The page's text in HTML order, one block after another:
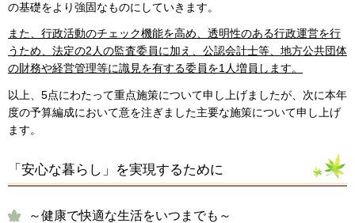
の基礎をより強固なものにしていきます。
また、行政活動のチェック機能を高め、透明性のある行政運営を行
うため、法定の2人の監査委員に加え、公認会計士等、地方公共団体
の財務や経営管理等に識見を有する委員を1人増員します。
以上、5点にわたって重点施策について申し上げましたが、次に本年
度の予算編成において意を注ぎました主要な施策について申し上げ
ます。
「安心な暮らし」を実現するために
～健康で快適な生活をいつまでも～